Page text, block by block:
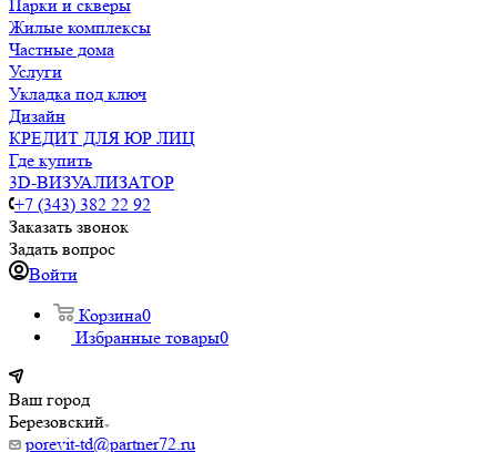
Парки и скверы
Жилые комплексы
Частные дома
Услуги
Укладка под ключ
Дизайн
КРЕДИТ ДЛЯ ЮР ЛИЦ
Где купить
3D-ВИЗУАЛИЗАТОР
+7 (343) 382 22 92
Заказать звонок
Задать вопрос
Войти
Корзина0
Избранные товары0
Ваш город
Березовский
porevit-td@partner72.ru